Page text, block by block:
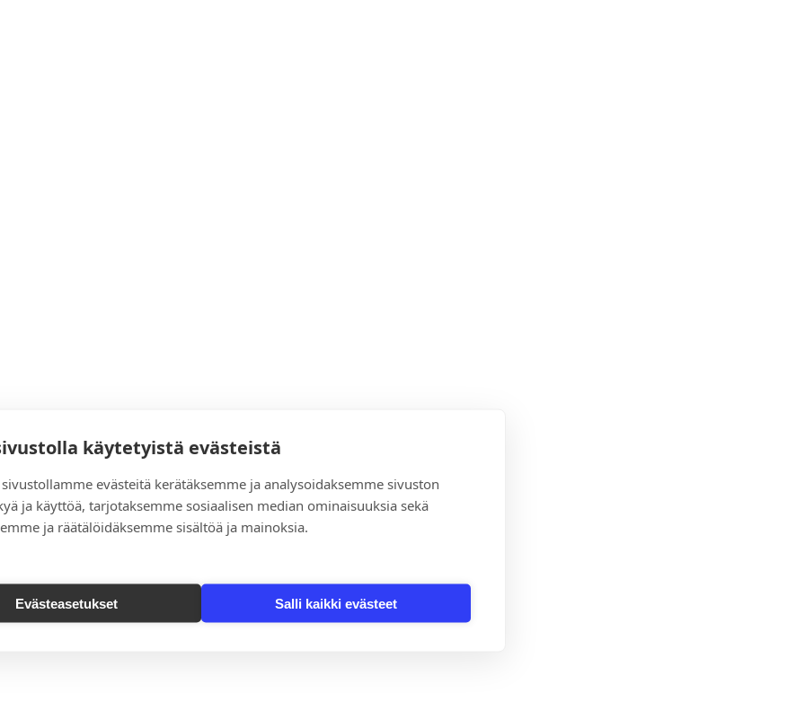
käytetyistä evästeistä
evästeitä kerätäksemme ja analysoidaksemme sivuston
ja käyttöä, tarjotaksemme sosiaalisen median ominaisuuksia sekä
ja räätälöidäksemme sisältöä ja mainoksia.
Evästeasetukset Salli kaikki evästeet